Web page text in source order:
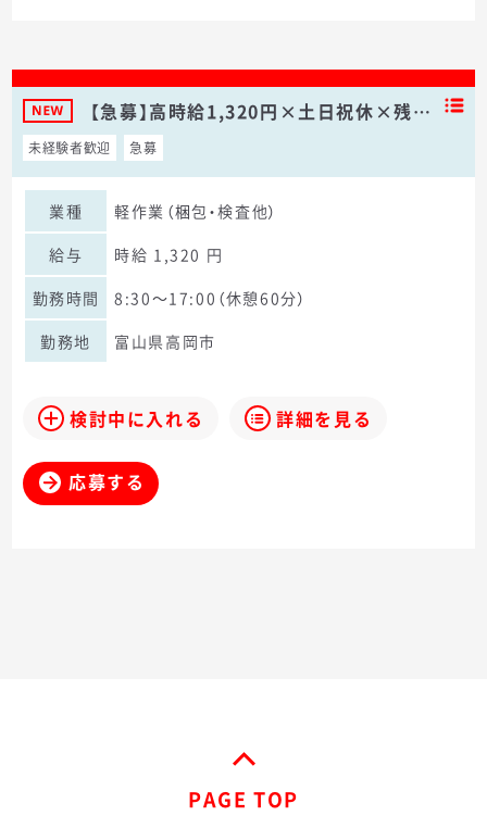
【急募】高時給1,320円×土日祝休×残…
未経験者歓迎 急募
業種
軽作業（梱包・検査他）
給与
時給 1,320 円
勤務時間
8:30～17:00（休憩60分）
勤務地
富山県高岡市
検討中に入れる 詳細を見る
応募する
PAGE TOP